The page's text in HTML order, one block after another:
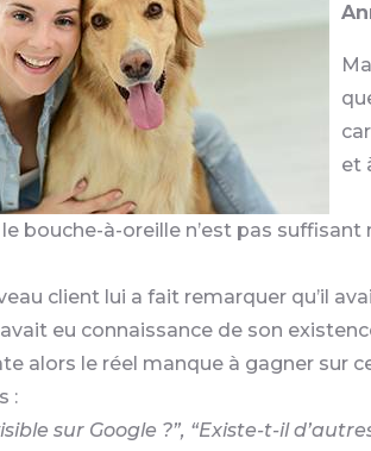
et
bouche-à-oreille n’est pas
client lui a fait remarquer qu’il
avait eu connaissance de son
alors le réel manque à gagner sur
:
sur Google ?”, “Existe-t-il